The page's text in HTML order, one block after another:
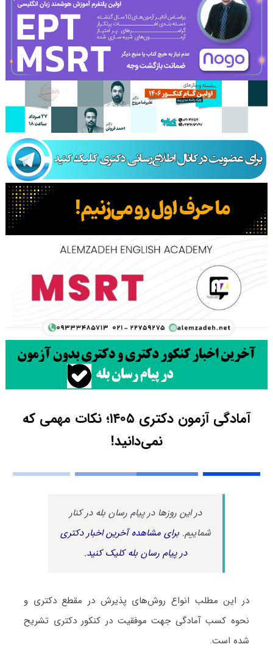
آمادگی آزمون دکتری ۱۴۰۵؛ نکات مهمی که
نمی‌دانید!
در این روزها در پیام رسان بله در کنار
شماییم.برای مشاهده آخرین اخبار دکتری
در پیام رسان بله کلیک کنید.
در این مطلب انواع روش‌های پذیرش در مقطع دکتری و
نحوه کسب آمادگی جهت موفقیت در کنکور دکتری تشریح
شده است.